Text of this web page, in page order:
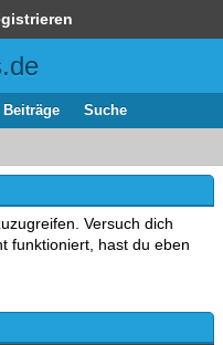
Suche
Versuch dich
funktioniert, hast du eben